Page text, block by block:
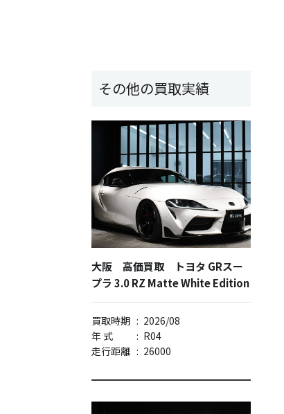
その他の買取実績
大阪 高価買取 トヨタ GRスー
プラ 3.0 RZ Matte White Edition
買取時期 : 2026/08
年 式
: R04
走行距離 : 26000